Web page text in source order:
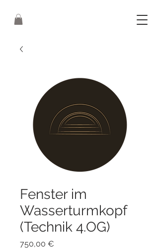
Fenster im
Wasserturmkopf
(Technik 4.OG)
750,00 €